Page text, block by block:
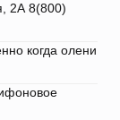
2А 8(800)
когда олени